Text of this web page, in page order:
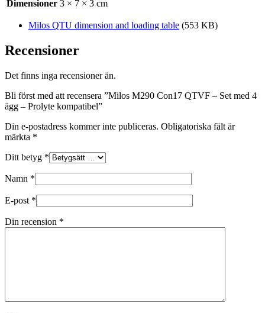
Dimensioner 3 × 7 × 3 cm
Milos QTU dimension and loading table (553 KB)
Recensioner
Det finns inga recensioner än.
Bli först med att recensera ”Milos M290 Con17 QTVF – Set med 4
ägg – Prolyte kompatibel”
Din e-postadress kommer inte publiceras. Obligatoriska fält är
märkta *
Ditt betyg *
Namn *
E-post *
Din recension *